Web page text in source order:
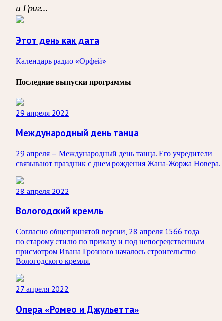
и Григ…
Этот день как дата
Календарь радио «Орфей»
Последние выпуски программы
29 апреля 2022
Международный день танца
29 апреля — Международный день танца. Его учредители
связывают праздник с днем рождения Жана-Жоржа Новера.
28 апреля 2022
Вологодский кремль
Согласно общепринятой версии, 28 апреля 1566 года
по старому стилю по приказу и под непосредственным
присмотром Ивана Грозного началось строительство
Вологодского кремля.
27 апреля 2022
Опера «Ромео и Джульетта»